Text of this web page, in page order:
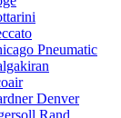
Pneumatic
Denver
Rand